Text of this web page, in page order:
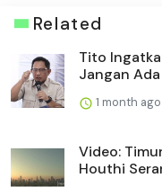
Related
Tito
Jangan
1 month ago
Video:
Houthi